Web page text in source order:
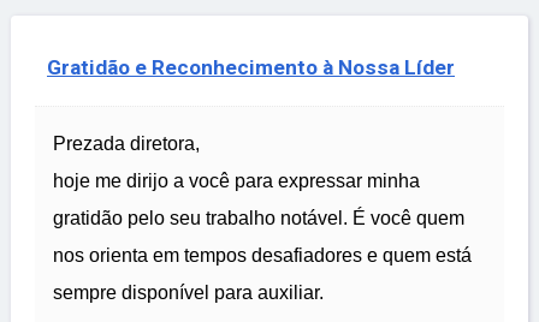
Gratidão e Reconhecimento à Nossa Líder
Prezada diretora,
hoje me dirijo a você para expressar minha
gratidão pelo seu trabalho notável. É você quem
nos orienta em tempos desafiadores e quem está
sempre disponível para auxiliar.